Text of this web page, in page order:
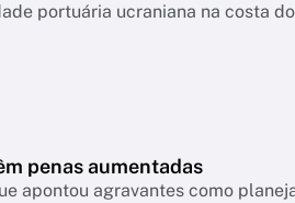
portuária ucraniana na costa
penas aumentadas
apontou agravantes como